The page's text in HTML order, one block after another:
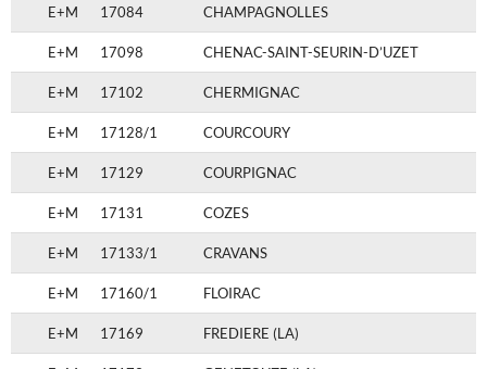
E+M 17084 CHAMPAGNOLLES
E+M 17098 CHENAC-SAINT-SEURIN-D’UZET
E+M 17102 CHERMIGNAC
E+M 17128/1 COURCOURY
E+M 17129 COURPIGNAC
E+M 17131 COZES
E+M 17133/1 CRAVANS
E+M 17160/1 FLOIRAC
E+M 17169 FREDIERE (LA)